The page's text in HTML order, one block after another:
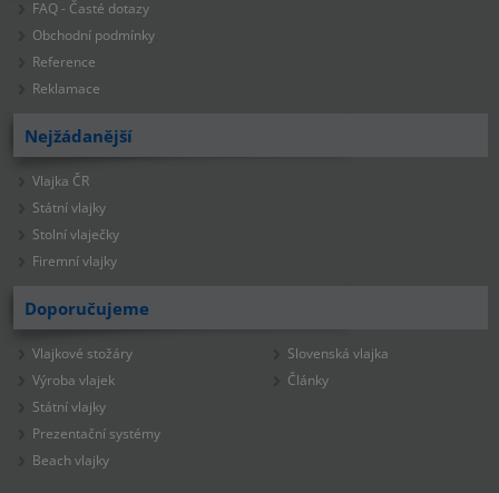
FAQ - Časté dotazy
Obchodní podmínky
Reference
Reklamace
Nejžádanější
Vlajka ČR
Státní vlajky
Stolní vlaječky
Firemní vlajky
Doporučujeme
Vlajkové stožáry
Výroba vlajek
Státní vlajky
Prezentační systémy
Beach vlajky
Slovenská vlajka
Články